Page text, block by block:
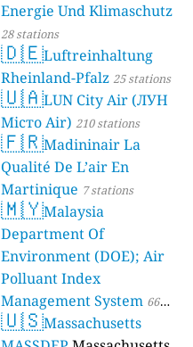
Energie Und Klimaschutz
28 stations
🇩🇪Luftreinhaltung
Rheinland-Pfalz 25 stations
🇺🇦LUN City Air (ЛУН
Місто Air) 210 stations
🇫🇷Madininair La
Qualité De L’air En
Martinique 7 stations
🇲🇾Malaysia
Department Of
Environment (DOE); Air
Polluant Index
Management System 66
stations
🇺🇸Massachusetts